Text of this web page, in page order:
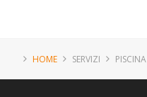
HOME SERVIZI PISCINA